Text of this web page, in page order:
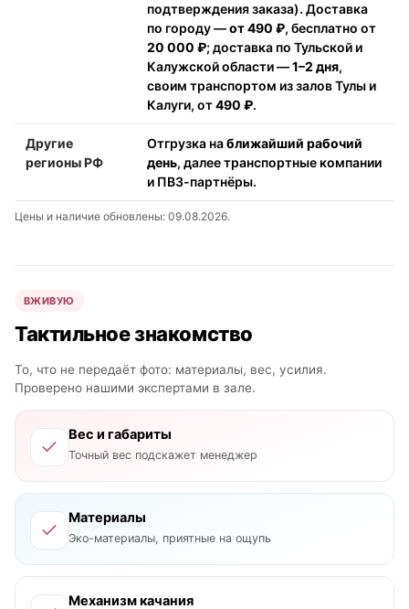
подтверждения заказа). Доставка
по городу —от 490 ₽, бесплатно от
20 000 ₽; доставка по Тульской и
Калужской области —1–2 дня,
своим транспортом из залов Тулы и
Калуги, от490 ₽.
Другие
регионы РФ
Отгрузка наближайший рабочий
день, далее транспортные компании
и ПВЗ-партнёры.
Цены и наличие обновлены: 09.08.2026.
ВЖИВУЮ
Тактильное знакомство
То, что не передаёт фото: материалы, вес, усилия.
Проверено нашими экспертами в зале.
Вес и габариты
Точный вес подскажет менеджер
Материалы
Эко-материалы, приятные на ощупь
Механизм качания